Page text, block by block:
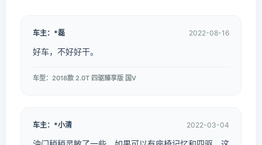
车主：*磊 2022-08-16
好车，不好好干。
车型：2018款 2.0T 四驱臻享版 国V
车主：*小清 2022-03-04